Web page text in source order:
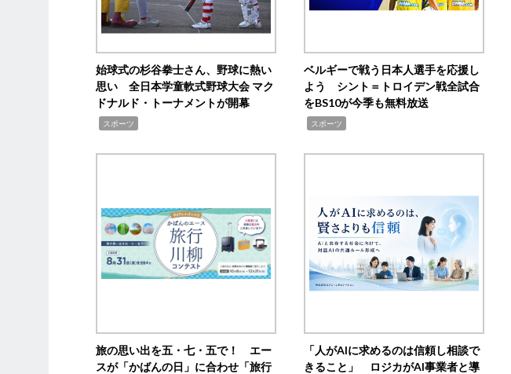
始球式の杉谷拳士さん、野球に熱い
思い 全日本学童軟式野球大会 マク
ドナルド・トーナメントが開幕
スポーツ
ベルギーで戦う日本人選手を応援し
よう シント＝トロイデン戦全試合
をBS10が今季も無料放送
スポーツ
旅の思い出を五・七・五で！ エー
スが「かばんの日」に合わせ「旅行
「人がAIに求めるのは信頼し相談で
きること」 ロジカがAI事業者と導